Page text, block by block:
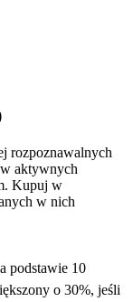
rozpoznawalnych
aktywnych
Kupuj w
w nich
podstawie 10
o 30%, jeśli